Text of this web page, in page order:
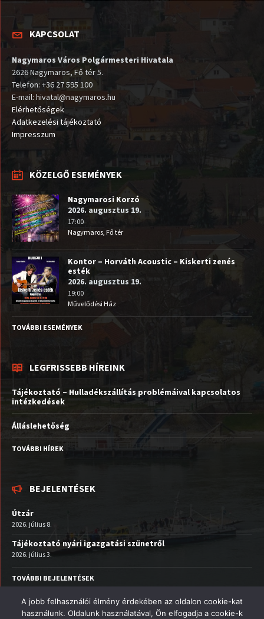
KAPCSOLAT
Nagymaros Város Polgármesteri Hivatala
2626 Nagymaros, Fő tér 5.
Telefon: +36 27 595 100
E-mail: hivatal@nagymaros.hu
Elérhetőségek
Adatkezelési tájékoztató
Impresszum
KÖZELGŐ ESEMÉNYEK
Nagymarosi Korzó
2026. augusztus 19.
17:00
Nagymaros, Fő tér
Kontor – Horváth Acoustic – Kiskerti zenés
esték
2026. augusztus 19.
19:00
Művelődési Ház
TOVÁBBI ESEMÉNYEK
LEGFRISSEBB HÍREINK
Tájékoztató – Hulladékszállítás problémáival kapcsolatos
intézkedések
Álláslehetőség
TOVÁBBI HÍREK
BEJELENTÉSEK
Útzár
2026. július 8.
Tájékoztató nyári igazgatási szünetről
2026. július 3.
TOVÁBBI BEJELENTÉSEK
Facebook
EmailYouTube
A jobb felhasználói élmény érdekében az oldalon cookie-kat
használunk. Oldalunk használatával, Ön elfogadja a cookie-k